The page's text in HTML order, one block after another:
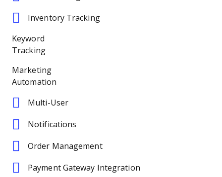
Inventory Tracking
Keyword
Tracking
Marketing
Automation
Multi-User
Notifications
Order Management
Payment Gateway Integration